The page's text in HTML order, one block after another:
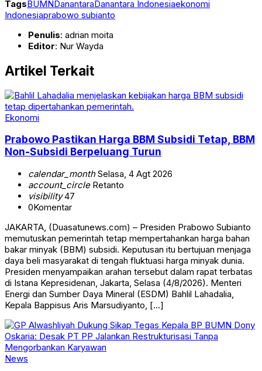
TagsBUMNDanantaraDanantara Indonesiaekonomi
Indonesiaprabowo subianto
Penulis: adrian moita
Editor: Nur Wayda
Artikel Terkait
Ekonomi
Prabowo Pastikan Harga BBM Subsidi Tetap, BBM
Non-Subsidi Berpeluang Turun
calendar_monthSelasa, 4 Agt 2026
account_circleRetanto
visibility47
0Komentar
JAKARTA, (Duasatunews.com) – Presiden Prabowo Subianto
memutuskan pemerintah tetap mempertahankan harga bahan
bakar minyak (BBM) subsidi. Keputusan itu bertujuan menjaga
daya beli masyarakat di tengah fluktuasi harga minyak dunia.
Presiden menyampaikan arahan tersebut dalam rapat terbatas
di Istana Kepresidenan, Jakarta, Selasa (4/8/2026). Menteri
Energi dan Sumber Daya Mineral (ESDM) Bahlil Lahadalia,
Kepala Bappisus Aris Marsudiyanto, […]
News